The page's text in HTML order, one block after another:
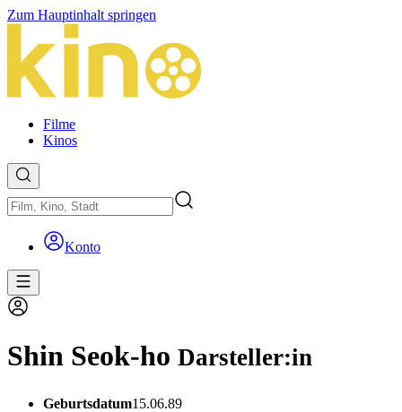
Zum Hauptinhalt springen
Filme
Kinos
Konto
Shin Seok-ho Darsteller:in
Geburtsdatum15.06.89